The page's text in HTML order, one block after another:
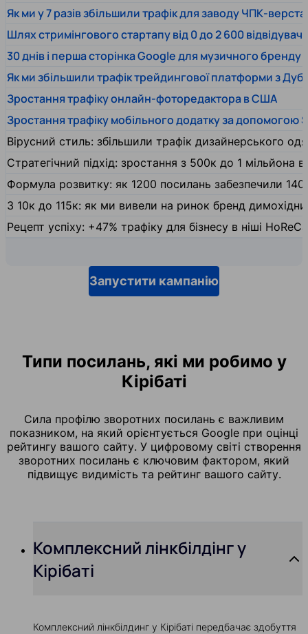
Як ми у 7 разів збільшили трафік для заводу ЧПК-
Шлях стримінгового стартапу від 0 до 2 600
30 днів і перша сторінка Google для музичного бренду
Як ми збільшили трафік трейдингової платформи з
Зростання трафіку онлайн-фоторедактора в США
Зростання трафіку мобільного додатку за допомогою
Вірусний стиль: збільшили трафік дизайнерського
Стратегічний підхід: зростання з 500к до 1 мільйона
Формула розвитку: як 1200 посилань забезпечили
З 10к до 115к: як ми вивели на ринок бренд
Рецепт успіху: +47% трафіку для бізнесу в ніші HoReCa
Запустити кампанію
Типи посилань, які ми робимо у
Кірібаті
Сила профілю зворотних посилань є важливим
показником, на який орієнтується Google при оцінці
рейтингу вашого сайту. У цифровому світі створення
зворотних посилань є ключовим фактором, який
підвищує видимість та рейтинг вашого сайту.
Комплексний лінкбілдінг у
Кірібаті
Комплексний лінкбілдинг у Кірібаті передбачає здобуття